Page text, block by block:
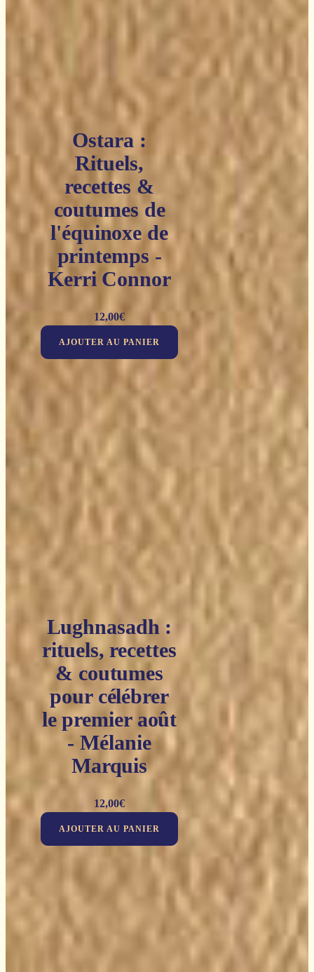
Ostara :
Rituels,
recettes &
coutumes de
l'équinoxe de
printemps -
Kerri Connor
12,00€
AJOUTER AU PANIER
Lughnasadh :
rituels, recettes
& coutumes
pour célébrer
le premier août
- Mélanie
Marquis
12,00€
AJOUTER AU PANIER